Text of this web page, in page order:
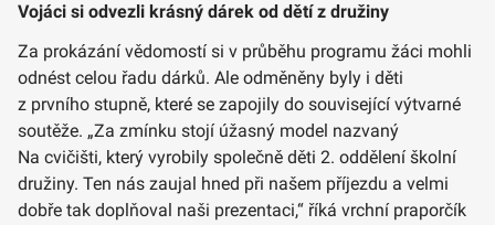
Vojáci si odvezli krásný dárek od dětí z družiny
Za prokázání vědomostí si v průběhu programu žáci mohli
odnést celou řadu dárků. Ale odměněny byly i děti
z prvního stupně, které se zapojily do související výtvarné
soutěže. „Za zmínku stojí úžasný model nazvaný
Na cvičišti, který vyrobily společně děti 2. oddělení školní
družiny. Ten nás zaujal hned při našem příjezdu a velmi
dobře tak doplňoval naši prezentaci,“ říká vrchní praporčík